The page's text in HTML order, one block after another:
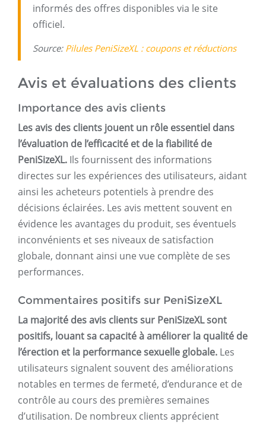
informés des offres disponibles via le site
officiel.
Source: Pilules PeniSizeXL : coupons et réductions
Avis et évaluations des clients
Importance des avis clients
Les avis des clients jouent un rôle essentiel dans
l’évaluation de l’efficacité et de la fiabilité de
PeniSizeXL. Ils fournissent des informations
directes sur les expériences des utilisateurs, aidant
ainsi les acheteurs potentiels à prendre des
décisions éclairées. Les avis mettent souvent en
évidence les avantages du produit, ses éventuels
inconvénients et ses niveaux de satisfaction
globale, donnant ainsi une vue complète de ses
performances.
Commentaires positifs sur PeniSizeXL
La majorité des avis clients sur PeniSizeXL sont
positifs, louant sa capacité à améliorer la qualité de
l’érection et la performance sexuelle globale. Les
utilisateurs signalent souvent des améliorations
notables en termes de fermeté, d’endurance et de
contrôle au cours des premières semaines
d’utilisation. De nombreux clients apprécient